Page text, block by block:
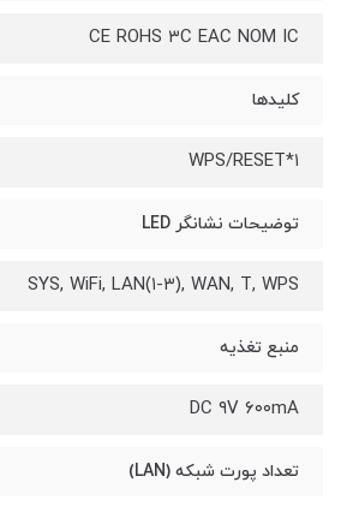
CE ROHS ۳C EAC NOM IC
کلیدها
۱*WPS/RESET
توضیحات نشانگر LED
SYS, WiFi, LAN(۱-۳), WAN, T, WPS
منبع تغذیه
DC ۹V ۶۰۰mA
تعداد پورت شبکه (LAN)